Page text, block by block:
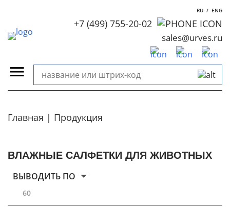
RU / ENG
+7 (499) 755-20-02
sales@urves.ru
Главная Продукция
ВЛАЖНЫЕ САЛФЕТКИ ДЛЯ ЖИВОТНЫХ
ВЫВОДИТЬ ПО
60